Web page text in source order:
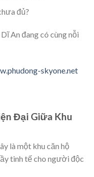
đủ?
An đang có cùng nỗi
skyone.net
Đại Giữa Khu
là một khu căn hộ
tinh tế cho người độc